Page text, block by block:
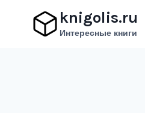
содержимому
knigolis.ru
Интересные книги